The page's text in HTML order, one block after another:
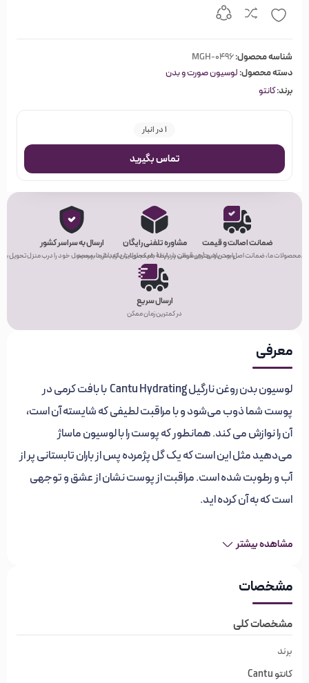
شناسه محصول:MGH-0496
دسته محصول:لوسیون صورت و بدن
برند:کانتو
1 در انبار
تماس بگیرید
ضمانت اصالت و قیمت
محصولات ما، ضمانت اصل بودن و بهترین قیمت را دارند!
مشاوره تلفنی رایگان
راحت باشید! هر سوالی در رابطه با محصولات دارید، از ما بپرسید.
ارسال به سراسر کشور
هر کجای ایران که باشید، محصول خود را درب منزل تحویل
ارسال سریع
در کمترین زمان ممکن
معرفی
لوسیون بدن روغن نارگیل Cantu Hydrating با بافت کرمی در
پوست شما ذوب می‌شود و با مراقبت لطیفی که شایسته آن است،
آن را نوازش می کند. همانطور که پوست را با لوسیون ماساژ
می‌دهید مثل این است که یک گل پژمرده پس از باران تابستانی پر از
آب و رطوبت شده است. مراقبت از پوست نشان از عشق و توجهی
است که به آن کرده اید.
معرفی لوسیون بدن روغن نارگیل
محصول زیبایی نیست، این یک آیین مراقبت از خود است، یک لحظه
لذت که نه تنها پوست، بلکه روح شما را نیز تغذیه می کند. یکی از
بهترین محصولات در این زمینه لوسیون بدن آبرسان کنتو حاوی
مشاهده بیشتر
مشخصات
مشخصات کلی
برند
کانتو Cantu